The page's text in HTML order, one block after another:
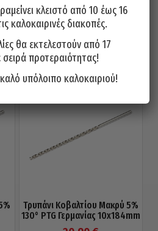
130° PTG Γερμανίας 2x85mm
3,40€
Προσθήκη στο καλάθι
Τρυπάνι Κοβαλτίου Μακρύ 5%
130° PTG Γερμανίας 10x184mm
κλειστό από 10 έως 16
καλοκαιρινές διακοπές.
θα εκτελεστούν από 17
προτεραιότητας!
υπόλοιπο καλοκαιριού!